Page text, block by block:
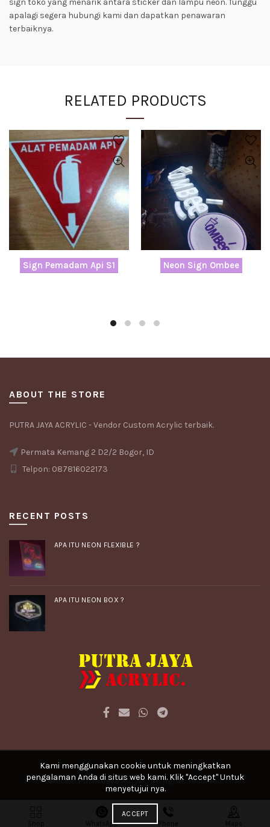
apalagi segera hubungi kami dan dapatkan penawaran
terbaiknya.
RELATED PRODUCTS
Sign Pemadam Api S1 Neon Sign Ombee
ABOUT THE STORE
PUTRA JAYA ACRYLIC - Vendor Custom Acrylic terbaik.
Permata Kemang 2 D2/2 Bogor, ID
Telpon: 087816022173
RECENT POSTS
APA ITU NEON FLEXIBLE ?
APA ITU NEON BOX ?
© 2026 Putra Jaya Acrylic . All rights reserved
WhatsApp Phone
Kami menggunakan cookie untuk meningkatkan
pengalaman Anda di situs web kami. Klik "Accept" Untuk
menyetujui nya.
ACCEPT